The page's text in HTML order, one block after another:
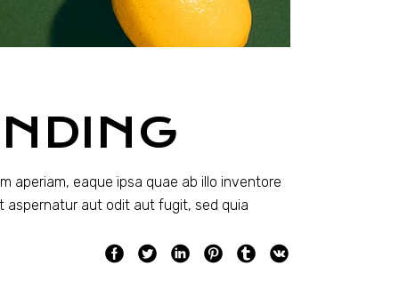
aperiam, eaque ipsa quae ab illo inventore
aut odit aut fugit, sed quia